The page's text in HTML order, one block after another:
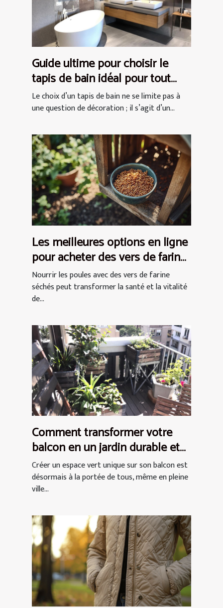
Guide ultime pour choisir le
tapis de bain idéal pour tout
espace
Le choix d’un tapis de bain ne se limite pas à
une question de décoration ; il s’agit d’un...
Les meilleures options en ligne
pour acheter des vers de farine
séchés pour les poules
Nourrir les poules avec des vers de farine
séchés peut transformer la santé et la vitalité
de...
Comment transformer votre
balcon en un jardin durable et
chic
Créer un espace vert unique sur son balcon est
désormais à la portée de tous, même en pleine
ville...